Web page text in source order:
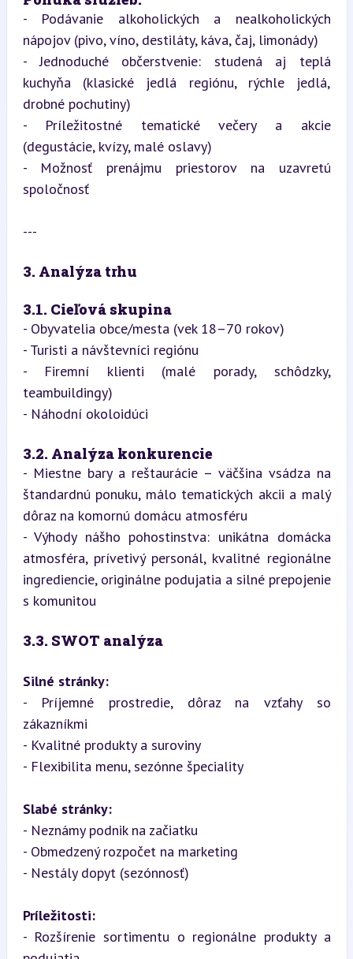
- Podávanie alkoholických a nealkoholických
nápojov (pivo, víno, destiláty, káva, čaj, limonády)
- Jednoduché občerstvenie: studená aj teplá
kuchyňa (klasické jedlá regiónu, rýchle jedlá,
drobné pochutiny)
- Príležitostné tematické večery a akcie
(degustácie, kvízy, malé oslavy)
- Možnosť prenájmu priestorov na uzavretú
spoločnosť
---
3. Analýza trhu
3.1. Cieľová skupina
- Obyvatelia obce/mesta (vek 18–70 rokov)
- Turisti a návštevníci regiónu
- Firemní klienti (malé porady, schôdzky,
teambuildingy)
- Náhodní okoloidúci
3.2. Analýza konkurencie
- Miestne bary a reštaurácie – väčšina vsádza na
štandardnú ponuku, málo tematických akcii a malý
dôraz na komornú domácu atmosféru
- Výhody nášho pohostinstva: unikátna domácka
atmosféra, prívetivý personál, kvalitné regionálne
ingrediencie, originálne podujatia a silné prepojenie
s komunitou
3.3. SWOT analýza
Silné stránky:
- Príjemné prostredie, dôraz na vzťahy so
zákazníkmi
- Kvalitné produkty a suroviny
- Flexibilita menu, sezónne špeciality
Slabé stránky:
- Neznámy podnik na začiatku
- Obmedzený rozpočet na marketing
- Nestály dopyt (sezónnosť)
Príležitosti:
- Rozšírenie sortimentu o regionálne produkty a